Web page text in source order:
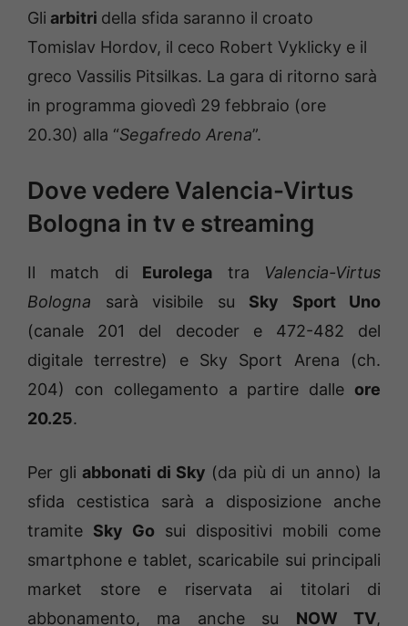
Gli arbitri della sfida saranno il croato
Tomislav Hordov, il ceco Robert Vyklicky e il
greco Vassilis Pitsilkas. La gara di ritorno sarà
in programma giovedì 29 febbraio (ore
20.30) alla “Segafredo Arena”.
Dove vedere Valencia-Virtus
Bologna in tv e streaming
Il match di Eurolega tra Valencia-Virtus
Bologna sarà visibile su Sky Sport Uno
(canale 201 del decoder e 472-482 del
digitale terrestre) e Sky Sport Arena (ch.
204) con collegamento a partire dalle ore
20.25.
Per gliabbonati di Sky (da più di un anno) la
sfida cestistica sarà a disposizione anche
tramite Sky Go sui dispositivi mobili come
smartphone e tablet, scaricabile sui principali
market store e riservata ai titolari di
abbonamento, ma anche su NOW TV,